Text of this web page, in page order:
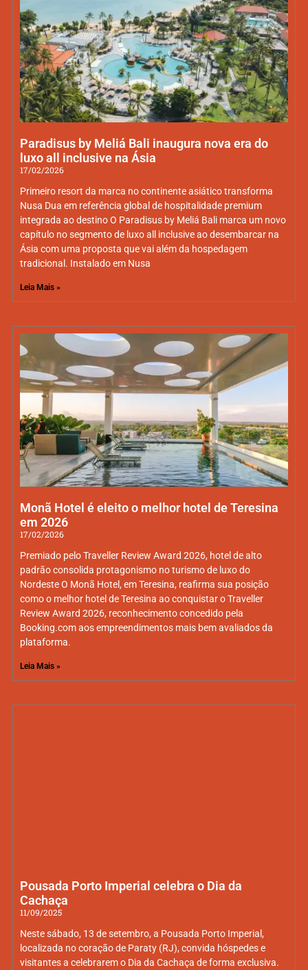
Paradisus by Meliá Bali inaugura nova era do
luxo all inclusive na Ásia
17/02/2026
Primeiro resort da marca no continente asiático transforma
Nusa Dua em referência global de hospitalidade premium
integrada ao destino O Paradisus by Meliá Bali marca um novo
capítulo no segmento de luxo all inclusive ao desembarcar na
Ásia com uma proposta que vai além da hospedagem
tradicional. Instalado em Nusa
Leia Mais »
Monã Hotel é eleito o melhor hotel de Teresina
em 2026
17/02/2026
Premiado pelo Traveller Review Award 2026, hotel de alto
padrão consolida protagonismo no turismo de luxo do
Nordeste O Monã Hotel, em Teresina, reafirma sua posição
como o melhor hotel de Teresina ao conquistar o Traveller
Review Award 2026, reconhecimento concedido pela
Booking.com aos empreendimentos mais bem avaliados da
plataforma.
Leia Mais »
Pousada Porto Imperial celebra o Dia da
Cachaça
11/09/2025
Neste sábado, 13 de setembro, a Pousada Porto Imperial,
localizada no coração de Paraty (RJ), convida hóspedes e
visitantes a celebrarem o Dia da Cachaça de forma exclusiva.